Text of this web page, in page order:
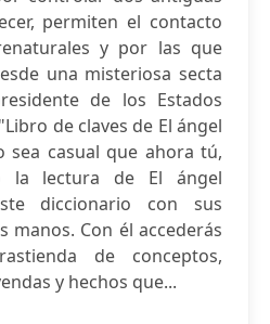
permiten el contacto
y por las que
una misteriosa secta
de los Estados
de claves de El ángel
sea casual que ahora tú,
la lectura de El ángel
diccionario con sus
manos. Con él accederás
de conceptos,
y hechos que...